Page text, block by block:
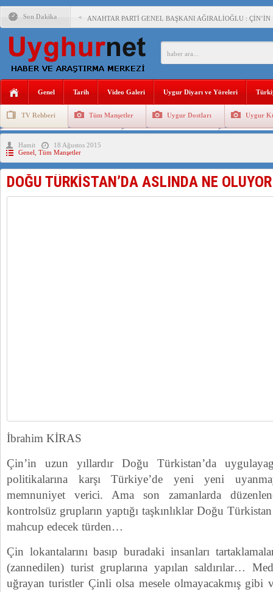
Son Dakika ANAHTAR PARTİ GENEL BAŞKANI AĞIRALİOĞLU :
ÇİN’İN DOĞU TÜRKİSTAN’DAKİ UYGULAMALARI
150 YILDIR KAYNAYAN YARAMIZ : ÇİN İŞGALİNDEKİ
ÇİN’İN UYGUR POLİTİKALARINI ÖVEN DİYANET
ÇİN’İN ANKARA BÜYÜKELÇİSİ JİANG’İN TRABZON
İŞGALCİ ÇİN’DEN “FETİHLER SULTANI
SAADET PARTİSİ İLÇE BAŞKANI : TEMMUZ AYI,DOĞU
Genel Tarih Video Galeri Uygur Diyarı ve Yöreleri
TV Rehberi Tüm Manşetler Uygur Dostları Uygur
Uygurlarda Düğün ve Cenaze
Hamit
18 Ağustos 2015
Genel Tüm Manşetler
DOĞU TÜRKİSTAN’DA ASLINDA NE
İbrahim KİRAS
Çin’in uzun yıllardır Doğu Türkistan’da
politikalarına karşı Türkiye’de yeni yeni
memnuniyet verici. Ama son zamanlarda
kontrolsüz grupların yaptığı taşkınlıklar Doğu
mahcup edecek türden…
Çin lokantalarını basıp buradaki insanları
(zannedilen) turist gruplarına yapılan saldırılar…
uğrayan turistler Çinli olsa mesele olmayacakmış